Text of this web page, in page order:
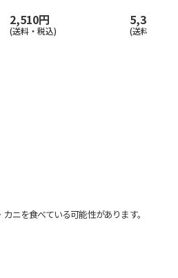
2,510円
(送料・税込)
5,380円
(送料・税込)
ニを食べている可能性があります。